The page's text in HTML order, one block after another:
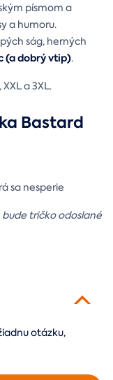
písmom a
a humoru.
ság, herných
(a dobrý vtip).
a 3XL.
Bastard
sa nesperie
tričko odoslané
otázku,